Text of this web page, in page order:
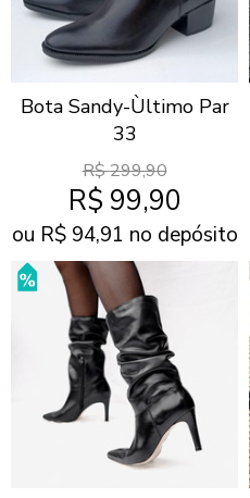
Bota Sandy-Ùltimo Par
33
R$299,90
R$ 99,90
ou R$ 94,91 no depósito